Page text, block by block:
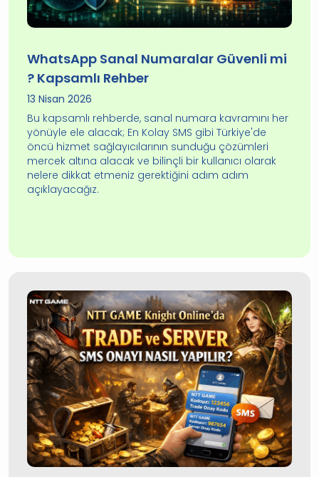
WhatsApp Sanal Numaralar Güvenli mi
? Kapsamlı Rehber
13 Nisan 2026
Bu kapsamlı rehberde, sanal numara kavramını her
yönüyle ele alacak; En Kolay SMS gibi Türkiye'de
öncü hizmet sağlayıcılarının sunduğu çözümleri
mercek altına alacak ve bilinçli bir kullanıcı olarak
nelere dikkat etmeniz gerektiğini adım adım
açıklayacağız.